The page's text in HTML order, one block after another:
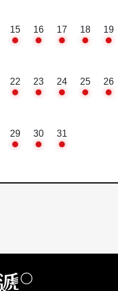
15 16 17 18 19
22 23 24 25 26
29 30 31